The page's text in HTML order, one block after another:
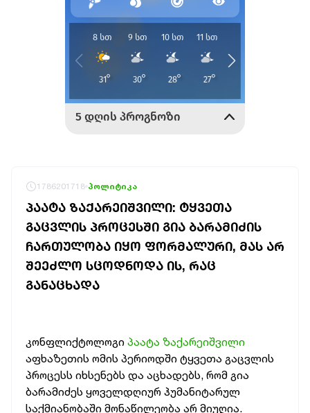
1786201718 პოლიტიკა
ᲞᲐᲐᲢᲐ ᲖᲐᲥᲐᲠᲔᲘᲨᲕᲘᲚᲘ: ᲢᲧᲕᲔᲗᲐ
ᲒᲐᲪᲕᲚᲘᲡ ᲞᲠᲝᲪᲔᲡᲨᲘ ᲒᲘᲐ ᲑᲐᲠᲐᲛᲘᲫᲘᲡ
ᲩᲐᲠᲗᲣᲚᲝᲑᲐ ᲘᲧᲝ ᲤᲝᲠᲛᲐᲚᲣᲠᲘ, ᲛᲐᲡ ᲐᲠ
ᲨᲔᲔᲫᲚᲝ ᲡᲪᲝᲓᲜᲝᲓᲐ ᲘᲡ, ᲠᲐᲪ
ᲒᲐᲜᲐᲪᲮᲐᲓᲐ
კონფლიქტოლოგი პაატა ზაქარეიშვილი
აფხაზეთის ომის პერიოდში ტყვეთა გაცვლის
პროცესს იხსენებს და აცხადებს, რომ გია
ბარამიძეს ყოველდღიურ ჰუმანიტარულ
საქმიანობაში მონაწილეობა არ მიუღია.